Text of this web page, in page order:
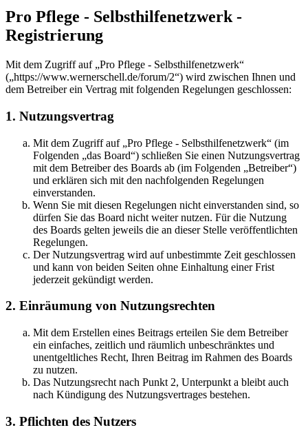
Pro Pflege - Selbsthilfenetzwerk -
Registrierung
Mit dem Zugriff auf „Pro Pflege - Selbsthilfenetzwerk“
(„https://www.wernerschell.de/forum/2“) wird zwischen Ihnen und
dem Betreiber ein Vertrag mit folgenden Regelungen geschlossen:
1. Nutzungsvertrag
Mit dem Zugriff auf „Pro Pflege - Selbsthilfenetzwerk“ (im
Folgenden „das Board“) schließen Sie einen Nutzungsvertrag
mit dem Betreiber des Boards ab (im Folgenden „Betreiber“)
und erklären sich mit den nachfolgenden Regelungen
einverstanden.
Wenn Sie mit diesen Regelungen nicht einverstanden sind, so
dürfen Sie das Board nicht weiter nutzen. Für die Nutzung
des Boards gelten jeweils die an dieser Stelle veröffentlichten
Regelungen.
Der Nutzungsvertrag wird auf unbestimmte Zeit geschlossen
und kann von beiden Seiten ohne Einhaltung einer Frist
jederzeit gekündigt werden.
2. Einräumung von Nutzungsrechten
Mit dem Erstellen eines Beitrags erteilen Sie dem Betreiber
ein einfaches, zeitlich und räumlich unbeschränktes und
unentgeltliches Recht, Ihren Beitrag im Rahmen des Boards
zu nutzen.
Das Nutzungsrecht nach Punkt 2, Unterpunkt a bleibt auch
nach Kündigung des Nutzungsvertrages bestehen.
3. Pflichten des Nutzers